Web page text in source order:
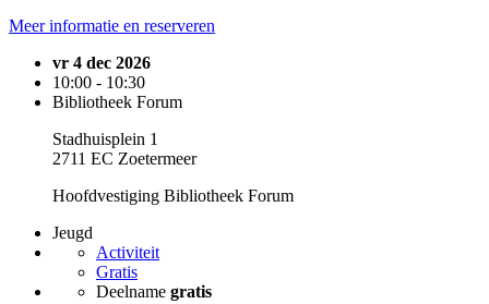
Meer informatie en reserveren
vr 4 dec 2026
10:00 - 10:30
Bibliotheek Forum
Stadhuisplein 1
2711 EC Zoetermeer
Hoofdvestiging Bibliotheek Forum
Jeugd
Activiteit
Gratis
Deelname gratis